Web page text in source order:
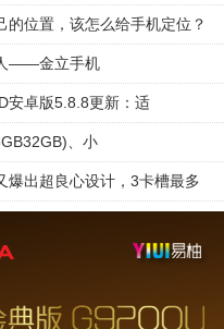
的位置，该怎么给手机定位？
——金立手机
安卓版5.8.8更新：适
、小
爆出超良心设计，3卡槽最多